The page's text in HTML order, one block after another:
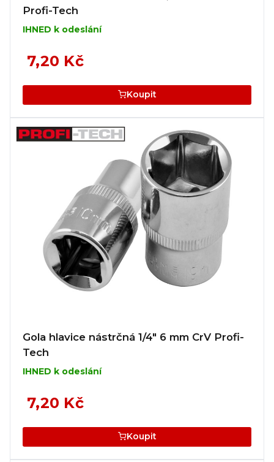
Profi-Tech
IHNED k odeslání
7,20 Kč
Koupit
Gola hlavice nástrčná 1/4" 6 mm CrV Profi-
Tech
IHNED k odeslání
7,20 Kč
Koupit